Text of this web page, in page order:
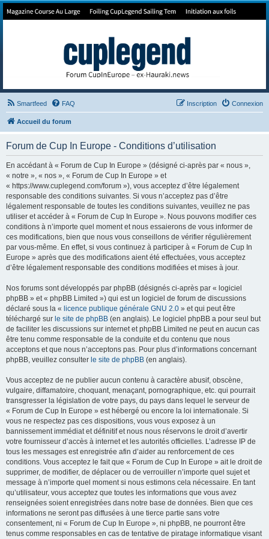
Forum de Cup In Europe
Smartfeed FAQ Connexion
Inscription
Accueil du forum
Forum de Cup In Europe - Conditions d’utilisation
En accédant à « Forum de Cup In Europe » (désigné ci-après par « nous »,
« notre », « nos », « Forum de Cup In Europe » et
« https://www.cuplegend.com/forum »), vous acceptez d’être légalement
responsable des conditions suivantes. Si vous n’acceptez pas d’être
légalement responsable de toutes les conditions suivantes, veuillez ne pas
utiliser et accéder à « Forum de Cup In Europe ». Nous pouvons modifier ces
conditions à n’importe quel moment et nous essaierons de vous informer de
ces modifications, bien que nous vous conseillons de vérifier régulièrement
par vous-même. En effet, si vous continuez à participer à « Forum de Cup In
Europe » après que des modifications aient été effectuées, vous acceptez
d’être légalement responsable des conditions modifiées et mises à jour.
Nos forums sont développés par phpBB (désignés ci-après par « logiciel
phpBB » et « phpBB Limited ») qui est un logiciel de forum de discussions
déclaré sous la « licence publique générale GNU 2.0 » et qui peut être
téléchargé sur le site de phpBB (en anglais). Le logiciel phpBB a pour seul but
de faciliter les discussions sur internet et phpBB Limited ne peut en aucun cas
être tenu comme responsable de la conduite et du contenu que nous
acceptons et que nous n’acceptons pas. Pour plus d’informations concernant
phpBB, veuillez consulter le site de phpBB (en anglais).
Vous acceptez de ne publier aucun contenu à caractère abusif, obscène,
vulgaire, diffamatoire, choquant, menaçant, pornographique, etc. qui pourrait
transgresser la législation de votre pays, du pays dans lequel le serveur de
« Forum de Cup In Europe » est hébergé ou encore la loi internationale. Si
vous ne respectez pas ces dispositions, vous vous exposez à un
bannissement immédiat et définitif et nous nous réservons le droit d’avertir
votre fournisseur d’accès à internet et les autorités officielles. L’adresse IP de
tous les messages est enregistrée afin d’aider au renforcement de ces
conditions. Vous acceptez le fait que « Forum de Cup In Europe » ait le droit de
supprimer, de modifier, de déplacer ou de verrouiller n’importe quel sujet et
message à n’importe quel moment si nous estimons cela nécessaire. En tant
qu’utilisateur, vous acceptez que toutes les informations que vous avez
renseignées soient enregistrées dans notre base de données. Bien que ces
informations ne seront pas diffusées à une tierce partie sans votre
consentement, ni « Forum de Cup In Europe », ni phpBB, ne pourront être
tenus comme responsables en cas de tentative de piratage informatique visant